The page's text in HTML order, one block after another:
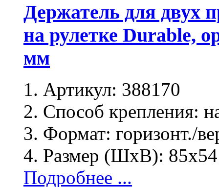
Держатель для двух
на рулетке Durable,
мм
Артикул: 388170
Способ крепления:
Формат: горизонт./
Размер (ШхВ):
Подробнее ...